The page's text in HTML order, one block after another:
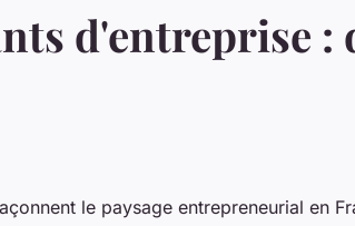
d'entreprise :
le paysage entrepreneurial en